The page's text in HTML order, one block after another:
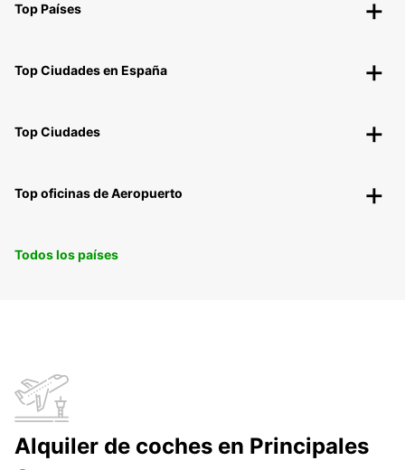
Top Países
Top Ciudades en España
Top Ciudades
Top oficinas de Aeropuerto
Todos los países
Alquiler de coches en Principales